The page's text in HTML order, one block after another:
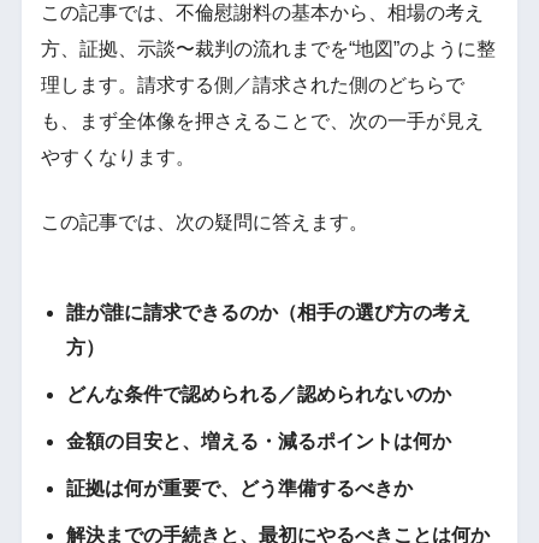
この記事では、不倫慰謝料の基本から、相場の考え
方、証拠、示談〜裁判の流れまでを“地図”のように整
理します。請求する側／請求された側のどちらで
も、まず全体像を押さえることで、次の一手が見え
やすくなります。
この記事では、次の疑問に答えます。
誰が誰に請求できるのか（相手の選び方の考え
方）
どんな条件で認められる／認められないのか
金額の目安と、増える・減るポイントは何か
証拠は何が重要で、どう準備するべきか
解決までの手続きと、最初にやるべきことは何か